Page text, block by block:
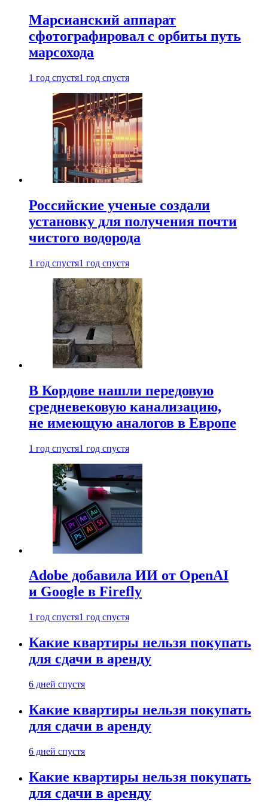
Марсианский аппарат
сфотографировал с орбиты путь
марсохода
1 год спустя1 год спустя
Российские ученые создали
установку для получения почти
чистого водорода
1 год спустя1 год спустя
В Кордове нашли передовую
средневековую канализацию,
не имеющую аналогов в Европе
1 год спустя1 год спустя
Adobe добавила ИИ от OpenAI
и Google в Firefly
1 год спустя1 год спустя
Какие квартиры нельзя покупать
для сдачи в аренду
6 дней спустя
Какие квартиры нельзя покупать
для сдачи в аренду
6 дней спустя
Какие квартиры нельзя покупать
для сдачи в аренду